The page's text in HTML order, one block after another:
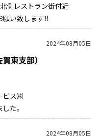
レストラン街付近
い致します‼
2024年08月05日
東支部）
ビス㈱
た。
2024年08月05日